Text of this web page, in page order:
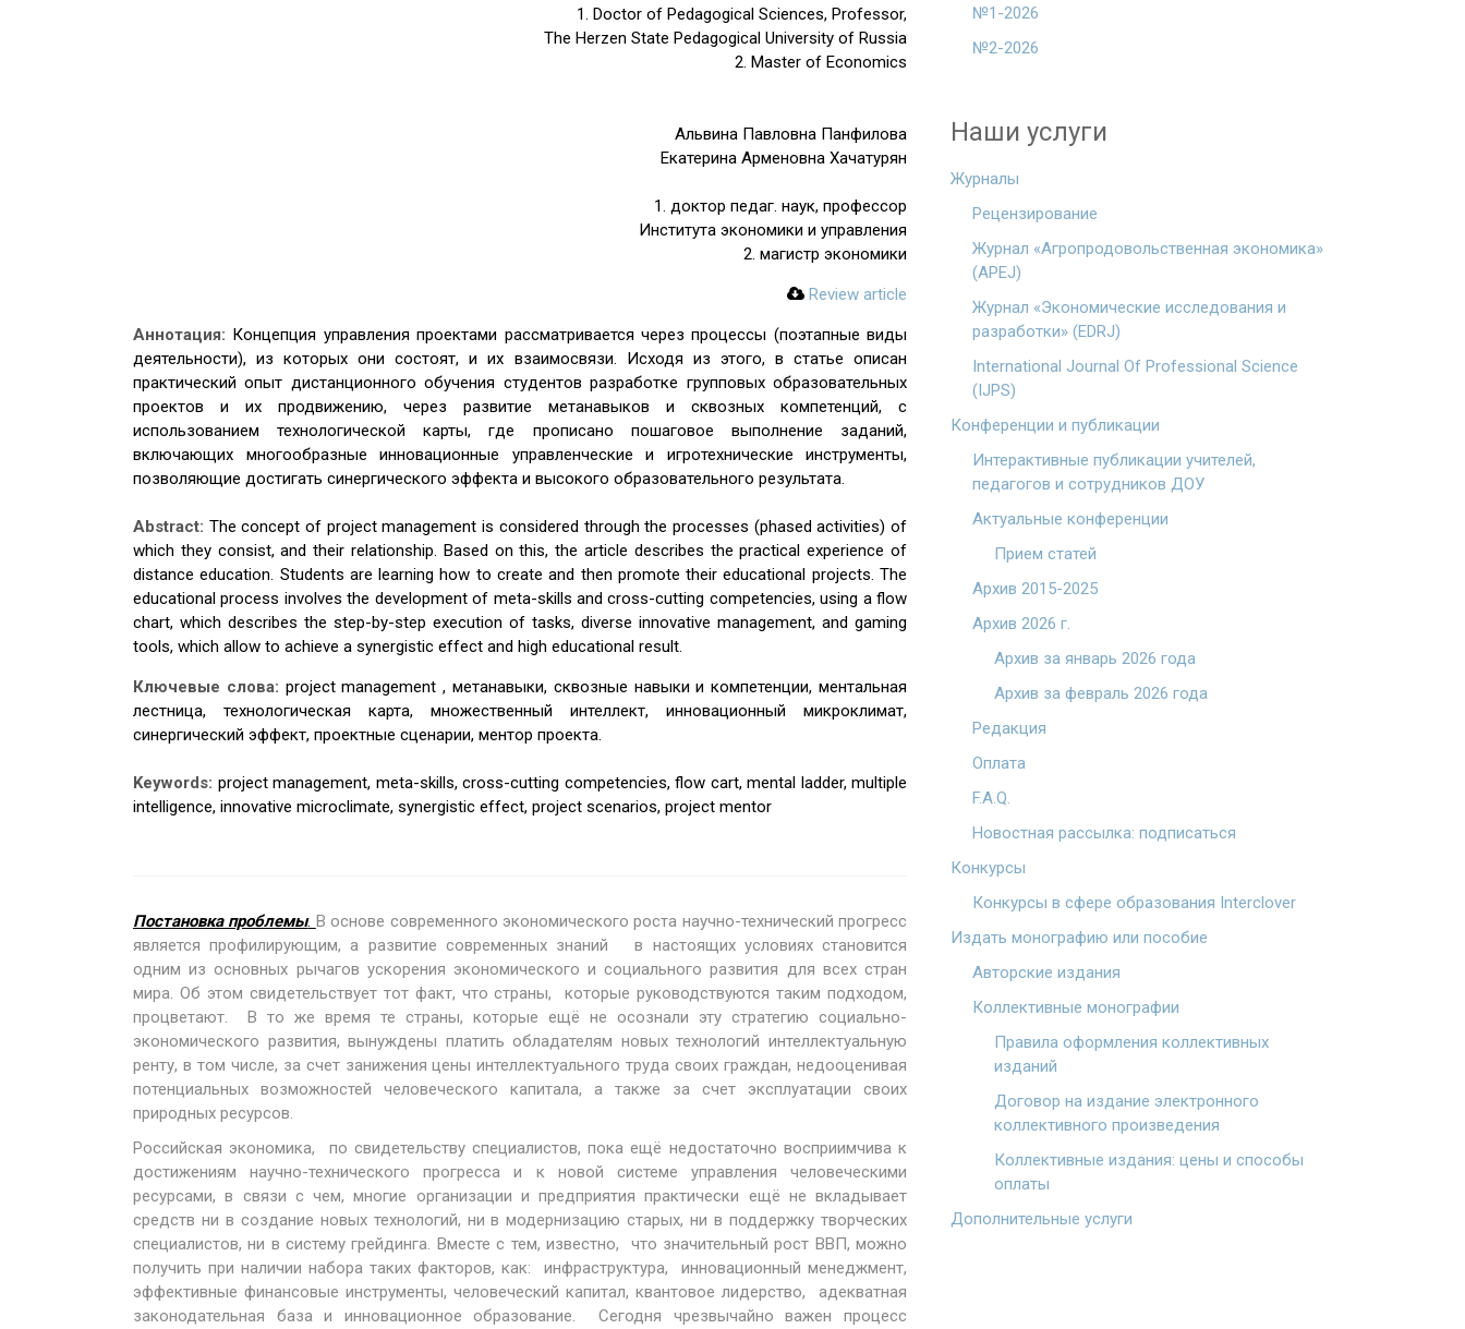
1. Doctor of Pedagogical Sciences, Professor,
The Herzen State Pedagogical University of Russia
2. Master of Economics
Альвина Павловна Панфилова
Екатерина Арменовна Хачатурян
1. доктор педаг. наук, профессор
Института экономики и управления
2. магистр экономики
Review article
Аннотация: Концепция управления проектами рассматривается через процессы (поэтапные виды
деятельности), из которых они состоят, и их взаимосвязи. Исходя из этого, в статье описан
практический опыт дистанционного обучения студентов разработке групповых образовательных
проектов и их продвижению, через развитие метанавыков и сквозных компетенций, с
использованием технологической карты, где прописано пошаговое выполнение заданий,
включающих многообразные инновационные управленческие и игротехнические инструменты,
позволяющие достигать синергического эффекта и высокого образовательного результата.
Abstract: The concept of project management is considered through the processes (phased activities) of
which they consist, and their relationship. Based on this, the article describes the practical experience of
distance education. Students are learning how to create and then promote their educational projects. The
educational process involves the development of meta-skills and cross-cutting competencies, using a flow
chart, which describes the step-by-step execution of tasks, diverse innovative management, and gaming
tools, which allow to achieve a synergistic effect and high educational result.
Ключевые слова: project management , метанавыки, сквозные навыки и компетенции, ментальная
лестница, технологическая карта, множественный интеллект, инновационный микроклимат,
синергический эффект, проектные сценарии, ментор проекта.
Keywords: project management, meta-skills, cross-cutting competencies, flow cart, mental ladder, multiple
intelligence, innovative microclimate, synergistic effect, project scenarios, project mentor
Постановка проблемы. В основе современного экономического роста научно-технический прогресс
является профилирующим, а развитие современных знаний в настоящих условиях становится
одним из основных рычагов ускорения экономического и социального развития для всех стран
мира. Об этом свидетельствует тот факт, что страны, которые руководствуются таким подходом,
процветают. В то же время те страны, которые ещё не осознали эту стратегию социально-
экономического развития, вынуждены платить обладателям новых технологий интеллектуальную
ренту, в том числе, за счет занижения цены интеллектуального труда своих граждан, недооценивая
потенциальных возможностей человеческого капитала, а также за счет эксплуатации своих
природных ресурсов.
Российская экономика, по свидетельству специалистов, пока ещё недостаточно восприимчива к
достижениям научно-технического прогресса и к новой системе управления человеческими
ресурсами, в связи с чем, многие организации и предприятия практически ещё не вкладывает
средств ни в создание новых технологий, ни в модернизацию старых, ни в поддержку творческих
специалистов, ни в систему грейдинга. Вместе с тем, известно, что значительный рост ВВП, можно
получить при наличии набора таких факторов, как: инфраструктура, инновационный менеджмент,
эффективные финансовые инструменты, человеческий капитал, квантовое лидерство, адекватная
законодательная база и инновационное образование. Сегодня чрезвычайно важен процесс
№1-2026
№2-2026
Наши услуги
Журналы
Рецензирование
Журнал «Агропродовольственная экономика»
(APEJ)
Журнал «Экономические исследования и
разработки» (EDRJ)
International Journal Of Professional Science
(IJPS)
Конференции и публикации
Интерактивные публикации учителей,
педагогов и сотрудников ДОУ
Актуальные конференции
Прием статей
Архив 2015-2025
Архив 2026 г.
Архив за январь 2026 года
Архив за февраль 2026 года
Редакция
Оплата
F.A.Q.
Новостная рассылка: подписаться
Конкурсы
Конкурсы в сфере образования Interclover
Издать монографию или пособие
Авторские издания
Коллективные монографии
Правила оформления коллективных
изданий
Договор на издание электронного
коллективного произведения
Коллективные издания: цены и способы
оплаты
Дополнительные услуги